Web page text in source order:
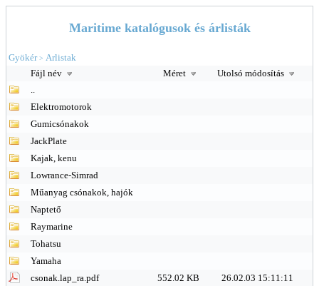
Maritime katalógusok és árlisták
Gyökér> Arlistak
Fájl név
Méret
Utolsó módosítás
..
Elektromotorok
Gumicsónakok
JackPlate
Kajak, kenu
Lowrance-Simrad
Műanyag csónakok, hajók
Naptető
Raymarine
Tohatsu
Yamaha
csonak.lap_ra.pdf
552.02 KB
26.02.03 15:11:11